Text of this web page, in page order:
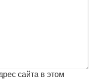
сайта в этом